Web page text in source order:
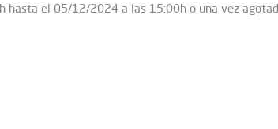
el 05/12/2024 a las 15:00h o una vez